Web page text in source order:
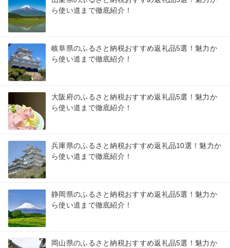
ら使い道まで徹底紹介！
岐阜県のふるさと納税おすすめ返礼品5選！魅力か
ら使い道まで徹底紹介！
大阪府のふるさと納税おすすめ返礼品5選！魅力か
ら使い道まで徹底紹介！
兵庫県のふるさと納税おすすめ返礼品10選！魅力か
ら使い道まで徹底紹介！
静岡県のふるさと納税おすすめ返礼品5選！魅力か
ら使い道まで徹底紹介！
岡山県のふるさと納税おすすめ返礼品5選！魅力か